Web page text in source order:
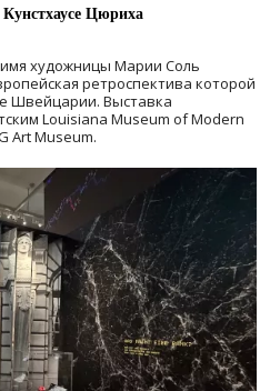
Цюриха
художницы Марии Соль
ретроспектива которой
Швейцарии. Выставка
Louisiana Museum of Modern
Art Museum.